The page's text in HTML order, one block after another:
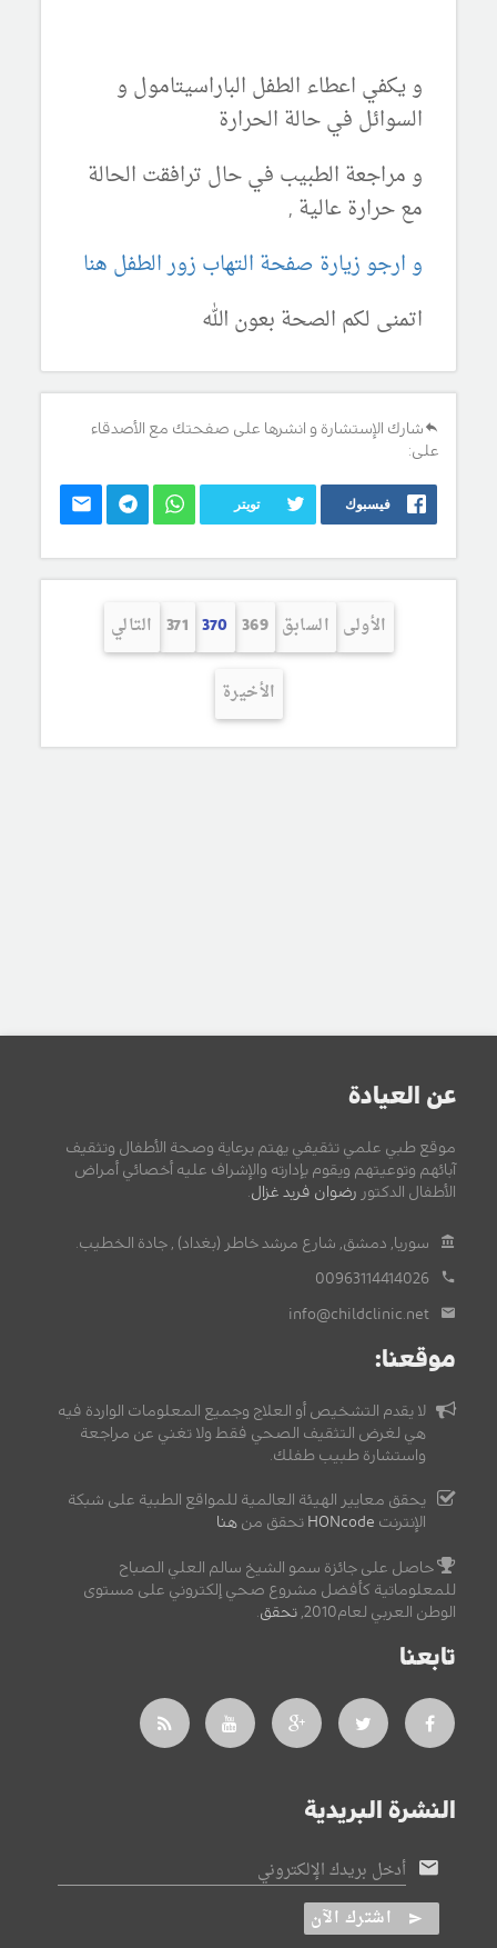
و يكفي اعطاء الطفل الباراسيتامول و
السوائل في حالة الحرارة
و مراجعة الطبيب في حال ترافقت الحالة
مع حرارة عالية ,
و ارجو زيارة صفحة التهاب زور الطفل هنا
اتمنى لكم الصحة بعون الله
شارك الإستشارة و انشرها على صفحتك مع الأصدقاء
على:
فيسبوك تويتر
الأولى السابق 369
370
371 التالي
الأخيرة
عن العيادة
موقع طبي علمي تثقيفي يهتم برعاية وصحة الأطفال وتثقيف
آبائهم وتوعيتهم ويقوم بإدارته والإشراف عليه أخصائي أمراض
الأطفال الدكتور رضوان فريد غزال
سوريا, دمشق, شارع مرشد خاطر (بغداد) , جادة الخطيب.
00963114414026
info@childclinic.net
موقعنا:
لا يقدم التشخيص أو العلاج وجميع المعلومات الواردة فيه
هي لغرض التثقيف الصحي فقط ولا تغني عن مراجعة
واستشارة طبيب طفلك.
يحقق معايير الهيئة العالمية للمواقع الطبية على شبكة
الإنترنت HONcode تحقق من هنا
حاصل على جائزة سمو الشيخ سالم العلي الصباح
للمعلوماتية كأفضل مشروع صحي إلكتروني على مستوى
الوطن العربي لعام2010,
تحقق
تابعنا
النشرة البريدية
أدخل بريدك الإلكتروني
اشترك الآن